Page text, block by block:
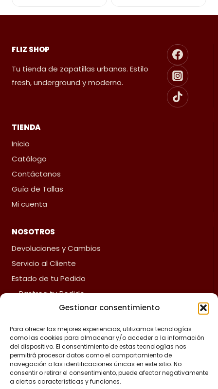
Gestionar consentimiento
Para ofrecer las mejores experiencias, utilizamos tecnologías
como las cookies para almacenar y/o acceder a la información
del dispositivo. El consentimiento de estas tecnologías nos
permitirá procesar datos como el comportamiento de
navegación o las identificaciones únicas en este sitio. No
consentir o retirar el consentimiento, puede afectar negativamente
a ciertas características y funciones.
FLIZ SHOP
Tu tienda de zapatillas urbanas. Estilo
fresh, underground y moderno.
TIENDA
Inicio
Catálogo
Contáctanos
Guía de Tallas
Mi cuenta
NOSOTROS
Devoluciones y Cambios
Servicio al Cliente
Estado de tu Pedido
Rastrea tu Pedido
Preguntas Frecuentes
ACERCA DE FLIZ
Política de reembolsos y devoluciones
Política de privacidad